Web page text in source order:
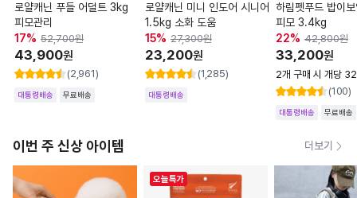
로얄캐닌 푸들 어덜트 3kg
피모관리
17% 52,700원
43,900원
(2,961)
대통령배송 무료배송
로얄캐닌 미니 인도어 시니어
1.5kg 소화 도움
15% 27,300원
23,200원
(1,285)
대통령배송
하림펫푸드 밥이
피모 3.4kg
22% 42,800원
33,200원
2개 구매 시 개당
(100)
대통령배송 무료배송
이번 주 신상 아이템 더보기
오늘특가